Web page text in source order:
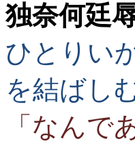
独奈何廷
ひとりい
を結ばしむ
「なんで